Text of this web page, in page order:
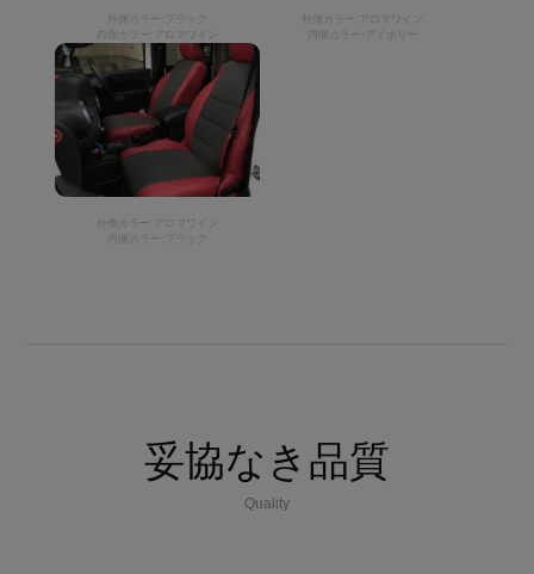
外側カラー:ブラック
内側カラー:アロマワイン
外側カラー:アロマワイン
内側カラー:アイボリー
外側カラー:アロマワイン
内側カラー:ブラック
妥協なき品質
Quality